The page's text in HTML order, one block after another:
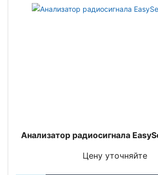
Анализатор радиосигнала
Цену уточняйте